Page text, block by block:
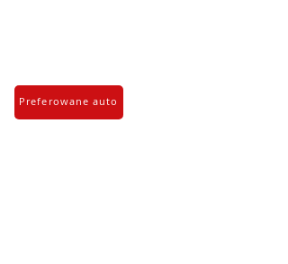
Preferowane auto